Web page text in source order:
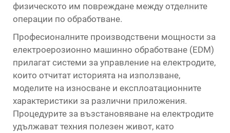
физическото им повреждане между отделните
операции по обработване.
Професионалните производствени мощности за
електроерозионно машинно обработване (EDM)
прилагат системи за управление на електродите,
които отчитат историята на използване,
моделите на износване и експлоатационните
характеристики за различни приложения.
Процедурите за възстановяване на електродите
удължават техния полезен живот, като